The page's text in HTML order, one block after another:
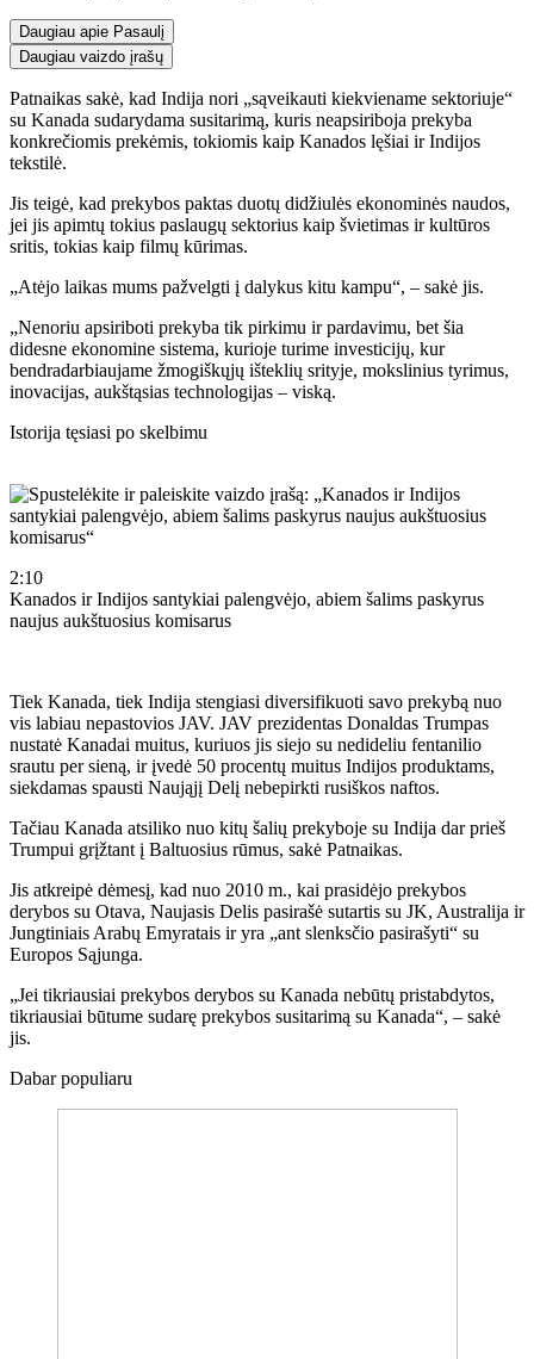
Daugiau apie Pasaulį
Daugiau vaizdo įrašų
Patnaikas sakė, kad Indija nori „sąveikauti kiekviename sektoriuje“
su Kanada sudarydama susitarimą, kuris neapsiriboja prekyba
konkrečiomis prekėmis, tokiomis kaip Kanados lęšiai ir Indijos
tekstilė.
Jis teigė, kad prekybos paktas duotų didžiulės ekonominės naudos,
jei jis apimtų tokius paslaugų sektorius kaip švietimas ir kultūros
sritis, tokias kaip filmų kūrimas.
„Atėjo laikas mums pažvelgti į dalykus kitu kampu“, – sakė jis.
„Nenoriu apsiriboti prekyba tik pirkimu ir pardavimu, bet šia
didesne ekonomine sistema, kurioje turime investicijų, kur
bendradarbiaujame žmogiškųjų išteklių srityje, mokslinius tyrimus,
inovacijas, aukštąsias technologijas – viską.
Istorija tęsiasi po skelbimu
2:10
Kanados ir Indijos santykiai palengvėjo, abiem šalims paskyrus
naujus aukštuosius komisarus
Tiek Kanada, tiek Indija stengiasi diversifikuoti savo prekybą nuo
vis labiau nepastovios JAV. JAV prezidentas Donaldas Trumpas
nustatė Kanadai muitus, kuriuos jis siejo su nedideliu fentanilio
srautu per sieną, ir įvedė 50 procentų muitus Indijos produktams,
siekdamas spausti Naująjį Delį nebepirkti rusiškos naftos.
Tačiau Kanada atsiliko nuo kitų šalių prekyboje su Indija dar prieš
Trumpui grįžtant į Baltuosius rūmus, sakė Patnaikas.
Jis atkreipė dėmesį, kad nuo 2010 m., kai prasidėjo prekybos
derybos su Otava, Naujasis Delis pasirašė sutartis su JK, Australija ir
Jungtiniais Arabų Emyratais ir yra „ant slenksčio pasirašyti“ su
Europos Sąjunga.
„Jei tikriausiai prekybos derybos su Kanada nebūtų pristabdytos,
tikriausiai būtume sudarę prekybos susitarimą su Kanada“, – sakė
jis.
Dabar populiaru